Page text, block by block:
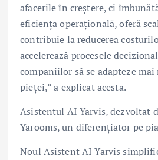
afacerile în creștere, ci
eficiența operațională, oferă
contribuie la reducerea
accelerează procesele
companiilor să se adapteze
pieței,” a explicat acesta.
Asistentul AI Yarvis, dezvoltat
Yarooms, un diferențiator pe
Noul Asistent AI Yarvis